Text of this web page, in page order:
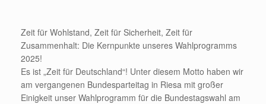
Zeit für Wohlstand, Zeit für Sicherheit, Zeit für
Zusammenhalt: Die Kernpunkte unseres Wahlprogramms
2025!
Es ist „Zeit für Deutschland“! Unter diesem Motto haben wir
am vergangenen Bundesparteitag in Riesa mit großer
Einigkeit unser Wahlprogramm für die Bundestagswahl am